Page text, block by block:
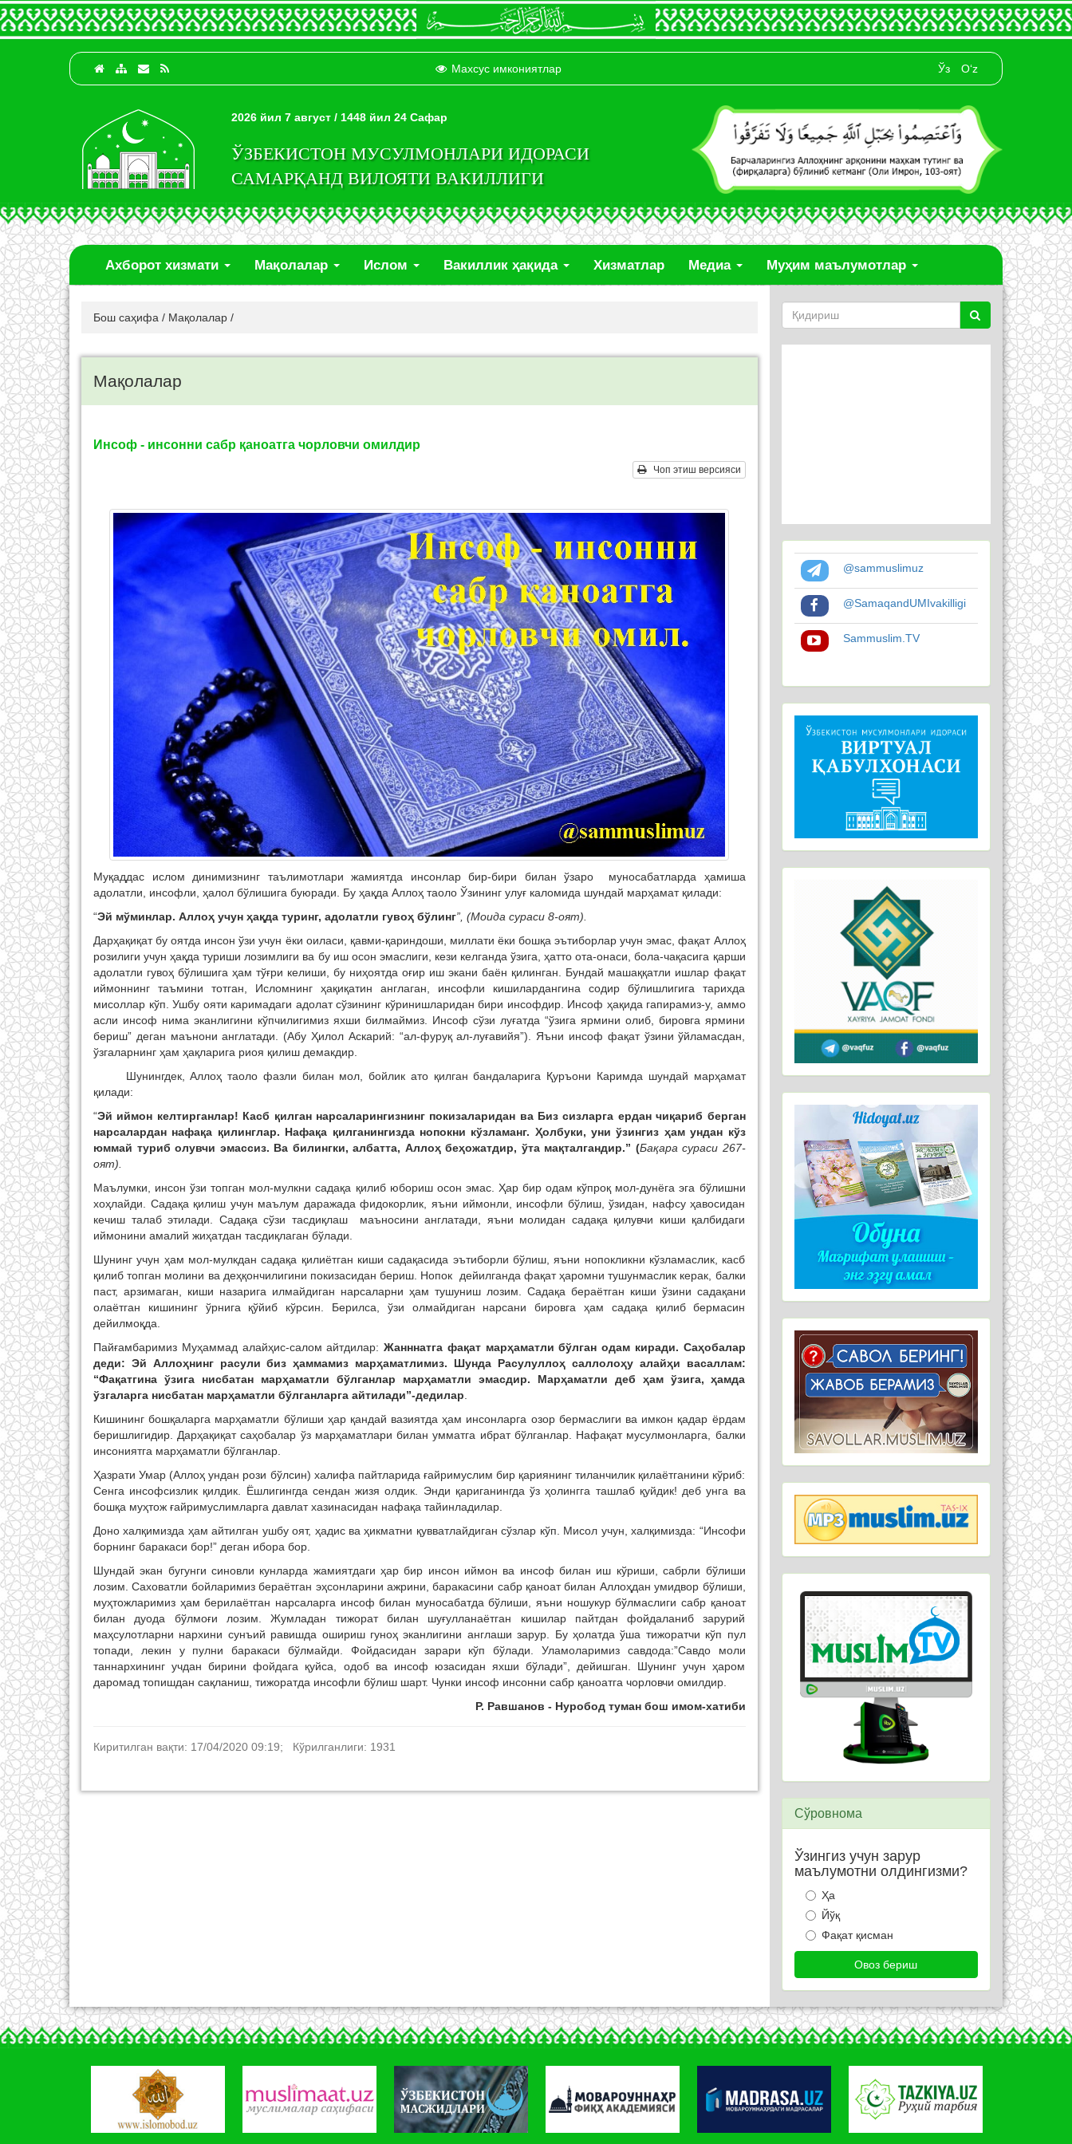
Махсус имкониятлар Ўз O‘z
2026 йил 7 август / 1448 йил 24 Сафар
ЎЗБЕКИСТОН МУСУЛМОНЛАРИ ИДОРАСИ
САМАРҚАНД ВИЛОЯТИ ВАКИЛЛИГИ
Ахборот хизмати Мақолалар Ислом Вакиллик ҳақида Хизматлар Медиа Муҳим маълумотлар
Бош саҳифа / Мақолалар /
Мақолалар
Инсоф - инсонни сабр қаноатга чорловчи омилдир
Чоп этиш версияси
Муқаддас ислом динимизнинг таълимотлари жамиятда инсонлар бир-бири билан ўзаро муносабатларда ҳамиша
адолатли, инсофли, ҳалол бўлишига буюради. Бу ҳақда Аллоҳ таоло Ўзининг улуғ каломида шундай марҳамат қилади:
“Эй мўминлар. Аллоҳ учун ҳақда туринг, адолатли гувоҳ бўлинг”, (Моида сураси 8-оят).
Дарҳақиқат бу оятда инсон ўзи учун ёки оиласи, қавми-қариндоши, миллати ёки бошқа эътиборлар учун эмас, фақат Аллоҳ
розилиги учун ҳақда туриши лозимлиги ва бу иш осон эмаслиги, кези келганда ўзига, ҳатто ота-онаси, бола-чақасига қарши
адолатли гувоҳ бўлишига ҳам тўғри келиши, бу ниҳоятда оғир иш экани баён қилинган. Бундай машаққатли ишлар фақат
иймоннинг таъмини тотган, Исломнинг ҳақиқатин англаган, инсофли кишилардангина содир бўлишлигига тарихда
мисоллар кўп. Ушбу ояти каримадаги адолат сўзининг кўринишларидан бири инсофдир. Инсоф ҳақида гапирамиз-у, аммо
асли инсоф нима эканлигини кўпчилигимиз яхши билмаймиз. Инсоф сўзи луғатда “ўзига ярмини олиб, бировга ярмини
бериш” деган маънони англатади. (Абу Ҳилол Аскарий: “ал-фуруқ ал-луғавийя”). Яъни инсоф фақат ўзини ўйламасдан,
ўзгаларнинг ҳам ҳақларига риоя қилиш демакдир.
Шунингдек, Аллоҳ таоло фазли билан мол, бойлик ато қилган бандаларига Қуръони Каримда шундай марҳамат
қилади:
“Эй иймон келтирганлар! Касб қилган нарсаларингизнинг покизаларидан ва Биз сизларга ердан чиқариб берган
нарсалардан нафақа қилинглар. Нафақа қилганингизда нопокни кўзламанг. Ҳолбуки, уни ўзингиз ҳам ундан кўз
юммай туриб олувчи эмассиз. Ва билингки, албатта, Аллоҳ беҳожатдир, ўта мақталгандир.” (Бақара сураси 267-
оят).
Маълумки, инсон ўзи топган мол-мулкни садақа қилиб юбориш осон эмас. Ҳар бир одам кўпроқ мол-дунёга эга бўлишни
хоҳлайди. Садақа қилиш учун маълум даражада фидокорлик, яъни иймонли, инсофли бўлиш, ўзидан, нафсу ҳавосидан
кечиш талаб этилади. Садақа сўзи тасдиқлаш маъносини англатади, яъни молидан садақа қилувчи киши қалбидаги
иймонини амалий жиҳатдан тасдиқлаган бўлади.
Шунинг учун ҳам мол-мулкдан садақа қилиётган киши садақасида эътиборли бўлиш, яъни нопокликни кўзламаслик, касб
қилиб топган молини ва деҳқончилигини покизасидан бериш. Нопок дейилганда фақат ҳаромни тушунмаслик керак, балки
паст, арзимаган, киши назарига илмайдиган нарсаларни ҳам тушуниш лозим. Садақа бераётган киши ўзини садақани
олаётган кишининг ўрнига қўйиб кўрсин. Берилса, ўзи олмайдиган нарсани бировга ҳам садақа қилиб бермасин
дейилмоқда.
Пайғамбаримиз Муҳаммад алайҳис-салом айтдилар: Жанннатга фақат марҳаматли бўлган одам киради. Саҳобалар
деди: Эй Аллоҳнинг расули биз ҳаммамиз марҳаматлимиз. Шунда Расулуллоҳ саллолоҳу алайҳи васаллам:
“Фақатгина ўзига нисбатан марҳаматли бўлганлар марҳаматли эмасдир. Марҳаматли деб ҳам ўзига, ҳамда
ўзгаларга нисбатан марҳаматли бўлганларга айтилади”-дедилар.
Кишининг бошқаларга марҳаматли бўлиши ҳар қандай вазиятда ҳам инсонларга озор бермаслиги ва имкон қадар ёрдам
беришлигидир. Дарҳақиқат саҳобалар ўз марҳаматлари билан умматга ибрат бўлганлар. Нафақат мусулмонларга, балки
инсониятга марҳаматли бўлганлар.
Ҳазрати Умар (Аллоҳ ундан рози бўлсин) халифа пайтларида ғайримуслим бир қариянинг тиланчилик қилаётганини кўриб:
Сенга инсофсизлик қилдик. Ёшлигингда сендан жизя олдик. Энди қариганингда ўз ҳолингга ташлаб қуйдик! деб унга ва
бошқа муҳтож ғайримуслимларга давлат хазинасидан нафақа тайинладилар.
Доно халқимизда ҳам айтилган ушбу оят, ҳадис ва ҳикматни қувватлайдиган сўзлар кўп. Мисол учун, халқимизда: “Инсофи
борнинг баракаси бор!” деган ибора бор.
Шундай экан бугунги синовли кунларда жамиятдаги ҳар бир инсон иймон ва инсоф билан иш кўриши, сабрли бўлиши
лозим. Саховатли бойларимиз бераётган эҳсонларини ажрини, баракасини сабр қаноат билан Аллоҳдан умидвор бўлиши,
муҳтожларимиз ҳам берилаётган нарсаларга инсоф билан муносабатда бўлиши, яъни ношукур бўлмаслиги сабр қаноат
билан дуода бўлмоғи лозим. Жумладан тижорат билан шуғулланаётган кишилар пайтдан фойдаланиб зарурий
маҳсулотларни нархини сунъий равишда ошириш гуноҳ эканлигини англаши зарур. Бу ҳолатда ўша тижоратчи кўп пул
топади, лекин у пулни баракаси бўлмайди. Фойдасидан зарари кўп бўлади. Уламоларимиз савдода:”Савдо моли
таннархининг учдан бирини фойдага қуйса, одоб ва инсоф юзасидан яхши бўлади”, дейишган. Шунинг учун ҳаром
даромад топишдан сақланиш, тижоратда инсофли бўлиш шарт. Чунки инсоф инсонни сабр қаноатга чорловчи омилдир.
Р. Равшанов - Нуробод туман бош имом-хатиби
Киритилган вақти: 17/04/2020 09:19; Кўрилганлиги: 1931
@sammuslimuz
@SamaqandUMIvakilligi
Sammuslim.TV
Сўровнома
Ўзингиз учун зарур
маълумотни олдингизми?
Ҳа
Йўқ
Фақат қисман